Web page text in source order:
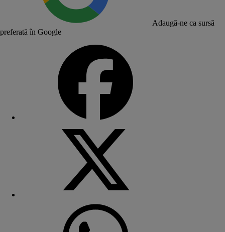
Adaugă-ne ca sursă
preferată în Google